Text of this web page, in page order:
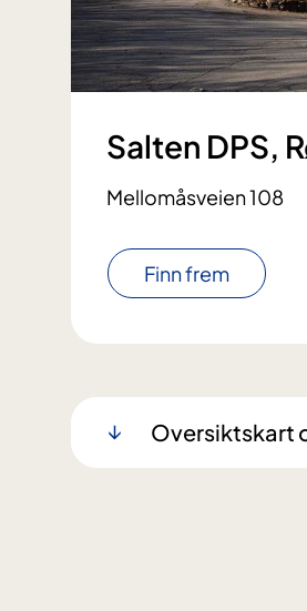
Salten DPS,
Mellomåsveien 108
Finn frem
Oversiktskart